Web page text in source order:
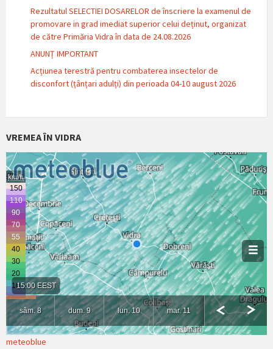
Rezultatul SELECTIEI DOSARELOR de înscriere la examenul de
promovare in grad imediat superior celui deținut, organizat
de către Primăria Vidra în data de 24.08.2026
ANUNȚ IMPORTANT
Acțiunea terestră pentru combaterea insectelor de
disconfort (țânțari adulți) din perioada 04-10 august 2026
VREMEA ÎN VIDRA
meteoblue